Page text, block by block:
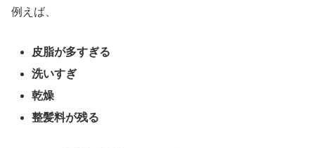
例えば、
皮脂が多すぎる
洗いすぎ
乾燥
整髪料が残る